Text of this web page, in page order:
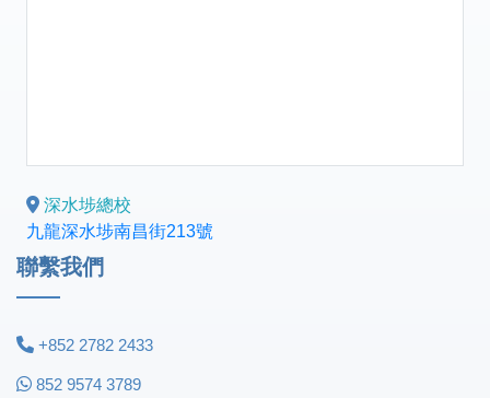
深水埗總校
九龍深水埗南昌街213號
聯繫我們
+852 2782 2433
852 9574 3789